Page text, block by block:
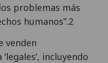
problemas más
humanos”.2
venden
incluyendo